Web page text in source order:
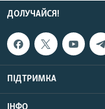
ДОЛУЧАЙСЯ!
ПІДТРИМКА
ІНФО